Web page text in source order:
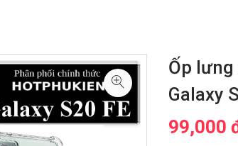
Ốp
Galaxy
99,000